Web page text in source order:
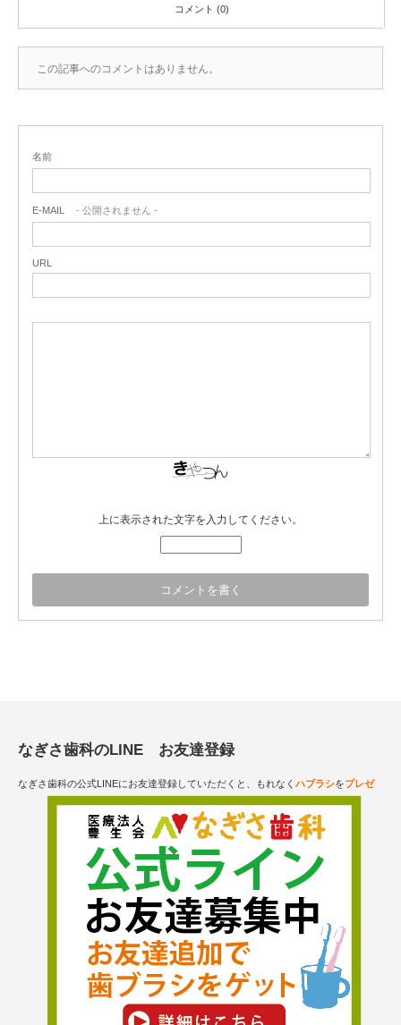
コメント (0)
この記事へのコメントはありません。
名前
E-MAIL - 公開されません -
URL
上に表示された文字を入力してください。
なぎさ歯科のLINE お友達登録
なぎさ歯科の公式LINEにお友達登録していただくと、もれなく ハブラシをプレゼ